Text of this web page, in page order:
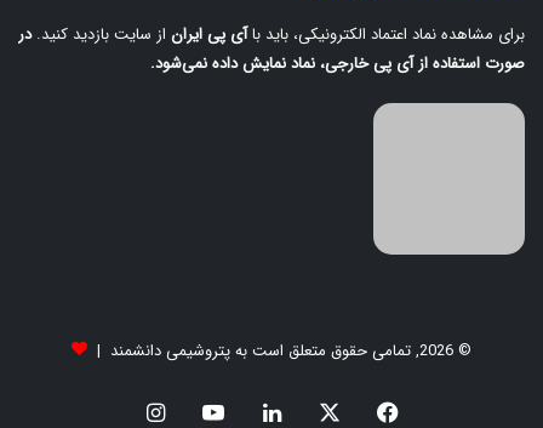
برای مشاهده نماد اعتماد الکترونیکی، باید باآی‌ پی ایران از سایت بازدید کنید.در
صورت استفاده از آی‌ پی خارجی، نماد نمایش داده نمی‌شود.
© 2026, تمامی حقوق متعلق است به پتروشیمی دانشمند |